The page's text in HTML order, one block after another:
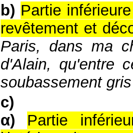
b) Partie
revêtement et
Paris, dans ma
d'Alain, qu'entre
soubassement gris
c)
α)
Partie